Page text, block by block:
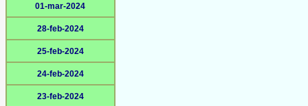
01-mar-2024
28-feb-2024
25-feb-2024
24-feb-2024
23-feb-2024